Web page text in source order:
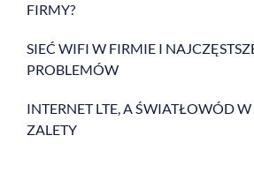
FIRMY?
SIEĆ WIFI W FIRMIE I
PROBLEMÓW
INTERNET LTE, A ŚWIATŁOWÓD
ZALETY